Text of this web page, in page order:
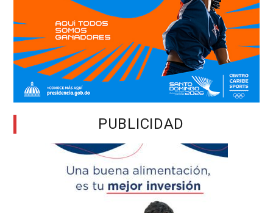
PUBLICIDAD